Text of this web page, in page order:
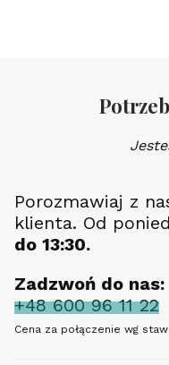
Porozmawiaj z
klienta. Od
do 13:30.
Zadzwoń do nas:
+48 600 96 11 22
Cena za połączenie wg